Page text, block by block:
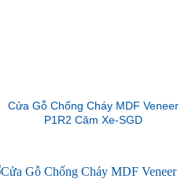
Cửa Gỗ Chống Cháy MDF Veneer
P1R2 Căm Xe-SGD